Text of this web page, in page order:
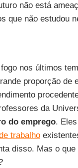
não está
que não estudou
nos últimos
proporção de
da
do emprego.
trabalho
disso. Mas o